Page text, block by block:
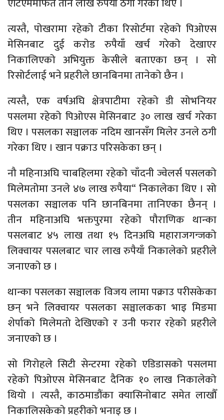
त्यस्तै, पोखरामा रहेको टीका रिसोर्टमा रहेको पिओएस
मेसिनबाट दुई करोड रुपैयाँ खर्च गरेको देखाएर
निकालिएको अभियुक्त केसीले बताएका छन् । सो
रिसोर्टलाई भने प्रहरीले छानबिनमा तानेको छैन ।
त्यस्तै, एक वर्षअघि क्षेत्रपाटीमा रहेको डी सोभनियर
पसलमा रहेको पिओएस मेसिनबाट ३० लाख खर्च गरेका
थिए । पसलका सञ्चालक नदिम खानसँग मिलेर उनले ठगी
गरेका थिए । खान पक्राउ परिसकेका छन् ।
नौ महिनाअघि चाबहिलमा रहेको चाँदनी ज्वेलर्स पसलको
मिलेमतोमा उनले ४७ लाख रुपैया“ निकालेका थिए । सो
पसलका सञ्चालक पनि छानबिनमा तानिएका छैनन् ।
तीन महिनाअघि भक्तपुरमा रहेको पौराणिक थान्का
पसलबाट ४५ लाख तथा १५ दिनअघि महाराजगन्जको
लिक्वायर पसलबाट चार लाख रुपैयाँ निकालेको प्रहरीले
जनाएको छ ।
थान्का पसलका सञ्चालक विजय लामा पक्राउ परीसकेका
छन् भने लिक्वायर पसलका सञ्चालकका भाइ मिङमा
शेर्पाको मिलेमतो देखिएको र उनी फरार रहेको प्रहरीले
जनाएको छ ।
सो गिरोहले सिटी सेन्टरमा रहेको एडिडासको पसलमा
रहेको पिओएस मेसिनबाट दैनिक १० लाख निकालेको
थियो । त्यस्तै, काठमाडौंका क्यासिनोबाट समेत लाखौँ
निकालिसकेको प्रहरीको भनाइ छ ।